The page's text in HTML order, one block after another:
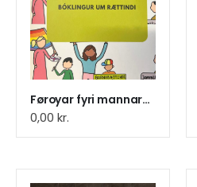
Føroyar fyri mannarættindi
0,00 kr.